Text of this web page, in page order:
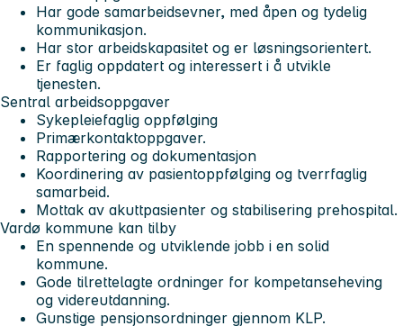
Har gode samarbeidsevner, med åpen og tydelig
kommunikasjon.
Har stor arbeidskapasitet og er løsningsorientert.
Er faglig oppdatert og interessert i å utvikle
tjenesten.
Sentral arbeidsoppgaver
Sykepleiefaglig oppfølging
Primærkontaktoppgaver.
Rapportering og dokumentasjon
Koordinering av pasientoppfølging og tverrfaglig
samarbeid.
Mottak av akuttpasienter og stabilisering prehospital.
Vardø kommune kan tilby
En spennende og utviklende jobb i en solid
kommune.
Gode tilrettelagte ordninger for kompetanseheving
og videreutdanning.
Gunstige pensjonsordninger gjennom KLP.